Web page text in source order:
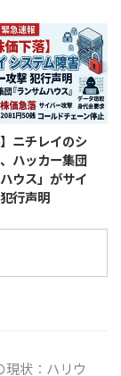
】ニチレイのシ
ハッカー集団
ウス」がサイ
行声明
現状：ハリウ